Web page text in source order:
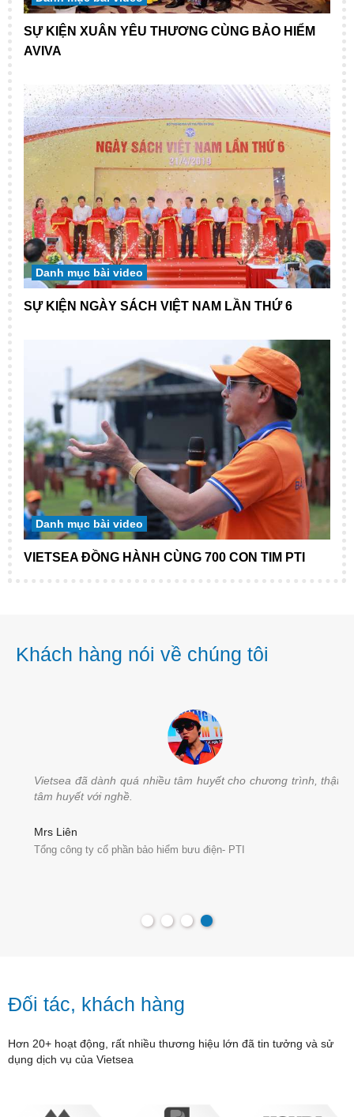
SỰ KIỆN XUÂN YÊU THƯƠNG CÙNG BẢO HIỂM
AVIVA
Danh mục bài video
SỰ KIỆN NGÀY SÁCH VIỆT NAM LẦN THỨ 6
Danh mục bài video
VIETSEA ĐỒNG HÀNH CÙNG 700 CON TIM PTI
Khách hàng nói về chúng tôi
Vietsea đã dành quá nhiều tâm huyết cho chương trình, thật sự
tâm huyết với nghề.
Mrs Liên
Tổng công ty cổ phần bảo hiểm bưu điện- PTI
Đối tác, khách hàng
Hơn 20+ hoạt động, rất nhiều thương hiệu lớn đã tin tưởng và sử
dụng dịch vụ của Vietsea